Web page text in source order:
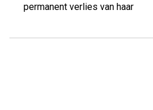
permanent verlies van haar